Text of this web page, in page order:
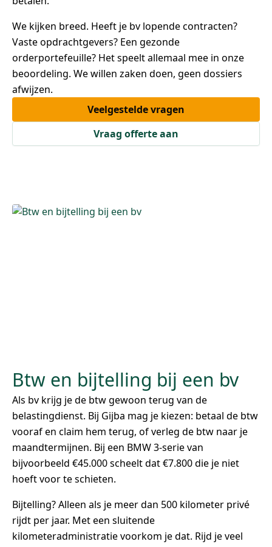
We kijken breed. Heeft je bv lopende contracten?
Vaste opdrachtgevers? Een gezonde
orderportefeuille? Het speelt allemaal mee in onze
beoordeling. We willen zaken doen, geen dossiers
afwijzen.
Veelgestelde vragen
Vraag offerte aan
Btw en bijtelling bij een bv
Als bv krijg je de btw gewoon terug van de
belastingdienst. Bij Gijba mag je kiezen: betaal de btw
vooraf en claim hem terug, of verleg de btw naar je
maandtermijnen. Bij een BMW 3-serie van
bijvoorbeeld €45.000 scheelt dat €7.800 die je niet
hoeft voor te schieten.
Bijtelling? Alleen als je meer dan 500 kilometer privé
rijdt per jaar. Met een sluitende
kilometeradministratie voorkom je dat. Rijd je veel